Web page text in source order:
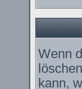
Wenn
kann,